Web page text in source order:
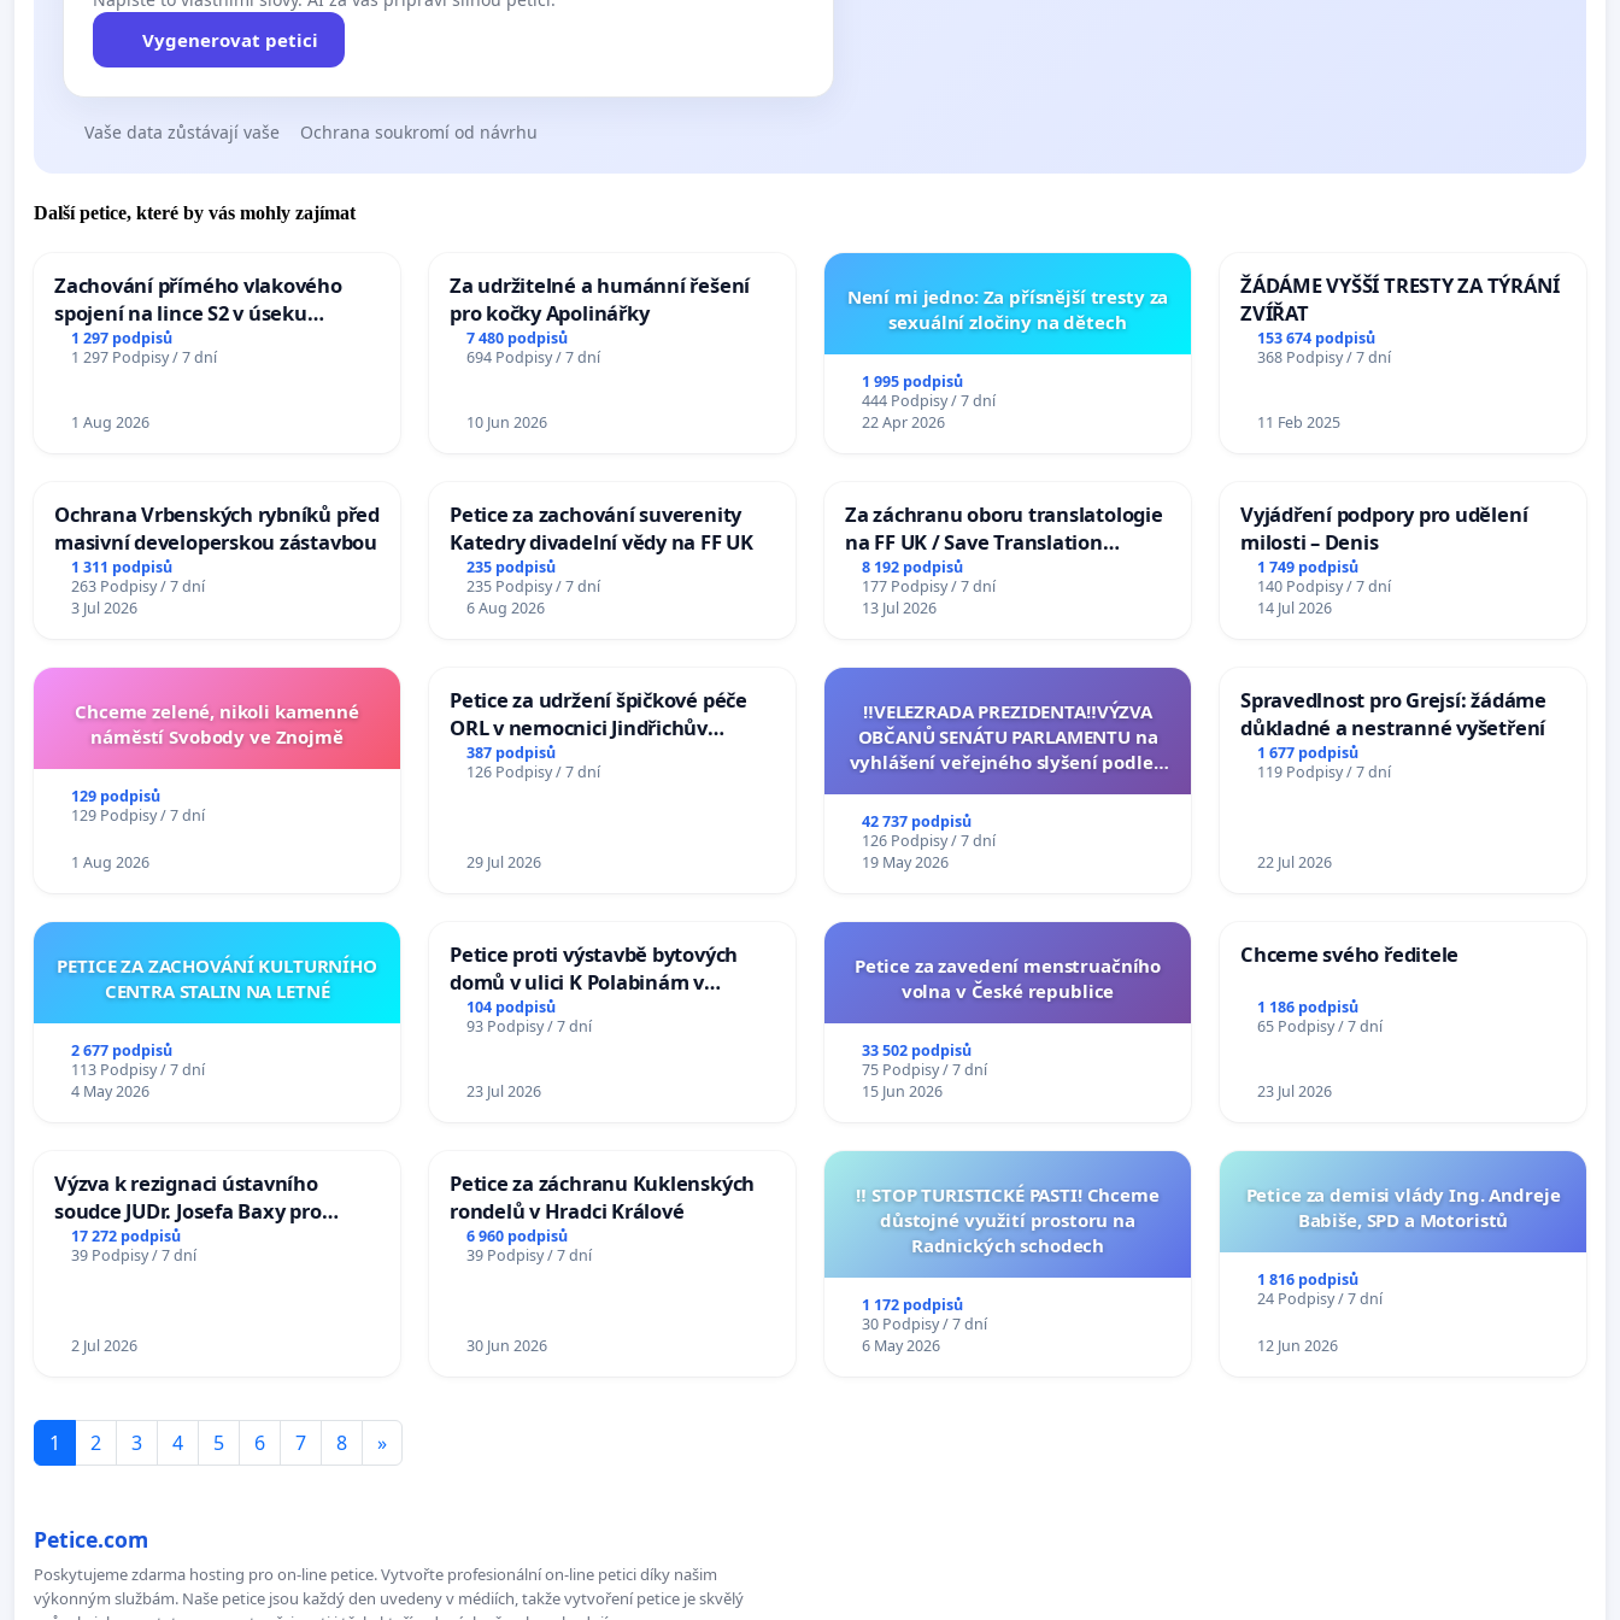
Vygenerovat petici
Vaše data zůstávají vaše Ochrana soukromí od návrhu
Další petice, které by vás mohly zajímat
Zachování přímého vlakového
spojení na lince S2 v úseku
Ostrava – Bohumín – Karviná –
Mosty u Jablunkova
1 297 podpisů
1 297 Podpisy / 7 dní
1 Aug 2026
Za udržitelné a humánní řešení
pro kočky Apolinářky
7 480 podpisů
694 Podpisy / 7 dní
10 Jun 2026
Není mi jedno: Za přísnější tresty za
sexuální zločiny na dětech
1 995 podpisů
444 Podpisy / 7 dní
22 Apr 2026
ŽÁDÁME VYŠŠÍ TRESTY ZA TÝRÁNÍ
ZVÍŘAT
153 674 podpisů
368 Podpisy / 7 dní
11 Feb 2025
Ochrana Vrbenských rybníků před
masivní developerskou zástavbou
1 311 podpisů
263 Podpisy / 7 dní
3 Jul 2026
Petice za zachování suverenity
Katedry divadelní vědy na FF UK
235 podpisů
235 Podpisy / 7 dní
6 Aug 2026
Za záchranu oboru translatologie
na FF UK / Save Translation
Studies at the Faculty of Arts,
Charles University
8 192 podpisů
177 Podpisy / 7 dní
13 Jul 2026
Vyjádření podpory pro udělení
milosti – Denis
1 749 podpisů
140 Podpisy / 7 dní
14 Jul 2026
Chceme zelené, nikoli kamenné
náměstí Svobody ve Znojmě
129 podpisů
129 Podpisy / 7 dní
1 Aug 2026
Petice za udržení špičkové péče
ORL v nemocnici Jindřichův
Hradec
387 podpisů
126 Podpisy / 7 dní
29 Jul 2026
‼️VELEZRADA PREZIDENTA‼️VÝZVA
OBČANŮ SENÁTU PARLAMENTU na
vyhlášení veřejného slyšení podle §
na přijetí usnesení k podání ústavní
žaloby na prezidenta republiky
42 737 podpisů
126 Podpisy / 7 dní
19 May 2026
Spravedlnost pro Grejsí: žádáme
důkladné a nestranné vyšetření
1 677 podpisů
119 Podpisy / 7 dní
22 Jul 2026
PETICE ZA ZACHOVÁNÍ KULTURNÍHO
CENTRA STALIN NA LETNÉ
2 677 podpisů
113 Podpisy / 7 dní
4 May 2026
Petice proti výstavbě bytových
domů v ulici K Polabinám v
Pardubicích
104 podpisů
93 Podpisy / 7 dní
23 Jul 2026
Petice za zavedení menstruačního
volna v České republice
33 502 podpisů
75 Podpisy / 7 dní
15 Jun 2026
Chceme svého ředitele
1 186 podpisů
65 Podpisy / 7 dní
23 Jul 2026
Výzva k rezignaci ústavního
soudce JUDr. Josefa Baxy pro
ohrožení důvěry ve spravedlivý
proces
17 272 podpisů
39 Podpisy / 7 dní
2 Jul 2026
Petice za záchranu Kuklenských
rondelů v Hradci Králové
6 960 podpisů
39 Podpisy / 7 dní
30 Jun 2026
‼️ STOP TURISTICKÉ PASTI! Chceme
důstojné využití prostoru na
Radnických schodech
1 172 podpisů
30 Podpisy / 7 dní
6 May 2026
Petice za demisi vlády Ing. Andreje
Babiše, SPD a Motoristů
1 816 podpisů
24 Podpisy / 7 dní
12 Jun 2026
1 2 3 4 5 6 7 8 »
Petice.com
Poskytujeme zdarma hosting pro on-line petice. Vytvořte profesionální on-line petici díky našim
výkonným službám. Naše petice jsou každý den uvedeny v médiích, takže vytvoření petice je skvělý